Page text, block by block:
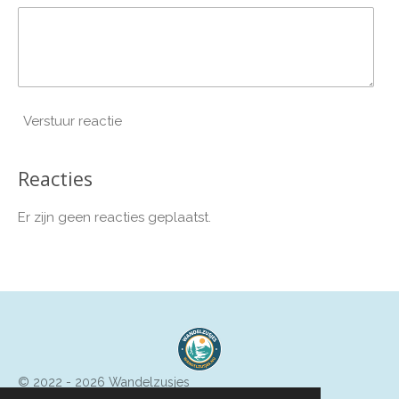
Verstuur reactie
Reacties
Er zijn geen reacties geplaatst.
© 2022 - 2026 Wandelzusjes